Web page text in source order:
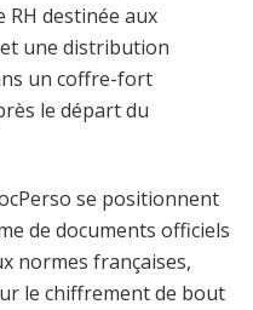
destinée aux
une distribution
un coffre-fort
le départ du
se positionnent
de documents officiels
normes françaises,
le chiffrement de bout